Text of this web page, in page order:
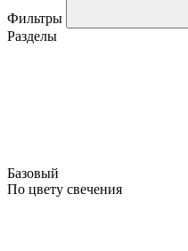
Фильтры
Разделы
Базовый
По цвету свечения